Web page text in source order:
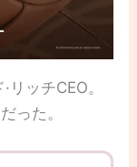
ッチCEO。
った。